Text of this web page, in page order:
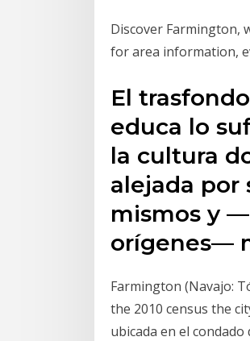
Discover Farmington,
for area information,
El
educa lo
la cultura
alejada por
mismos y
orígenes—
Farmington (Navajo:
the 2010 census the
ubicada en el condado